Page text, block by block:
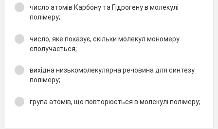
число атомів Карбону та Гідрогену в молекулі
полімеру;
число, яке показує, скільки молекул мономеру
сполучається;
вихідна низькомолекулярна речовина для синтезу
полімеру;
група атомів, що повторюється в молекулі полімеру;